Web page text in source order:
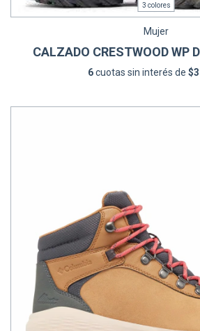
3 colores
Mujer
CALZADO CRESTWOOD WP
6cuotas sin interés de